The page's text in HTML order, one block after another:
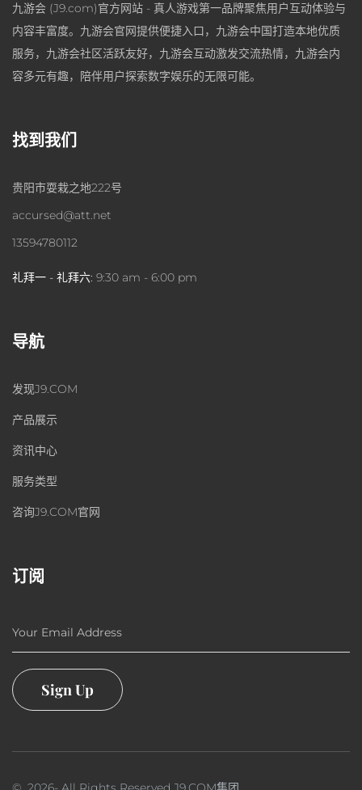
九游会 (J9.com)官方网站 - 真人游戏第一品牌聚焦用户互动体验与
内容丰富度。九游会官网提供便捷入口，九游会中国打造本地优质
服务，九游会社区活跃友好，九游会互动激发交流热情，九游会内
容多元有趣，陪伴用户探索数字娱乐的无限可能。
找到我们
贵阳市耍栽之地222号
accursed@att.net
13594780112
礼拜一 - 礼拜六: 9:30 am - 6:00 pm
导航
发现J9.COM
产品展示
资讯中心
服务类型
咨询J9.COM官网
订阅
Your Email Address
Sign Up